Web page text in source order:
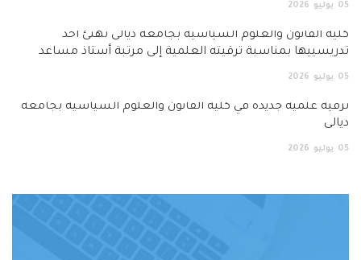
والعلوم السياسية بجامعة ديالى تهنئ أحد
ترقيته العلمية إلى مرتبة أستاذ مساعد
جديدة في كلية القانون والعلوم السياسية بجامعة